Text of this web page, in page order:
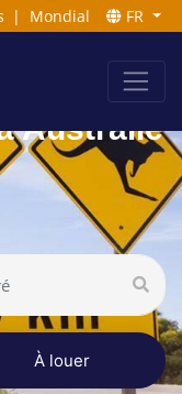
| Mondial FR
Australie
À louer